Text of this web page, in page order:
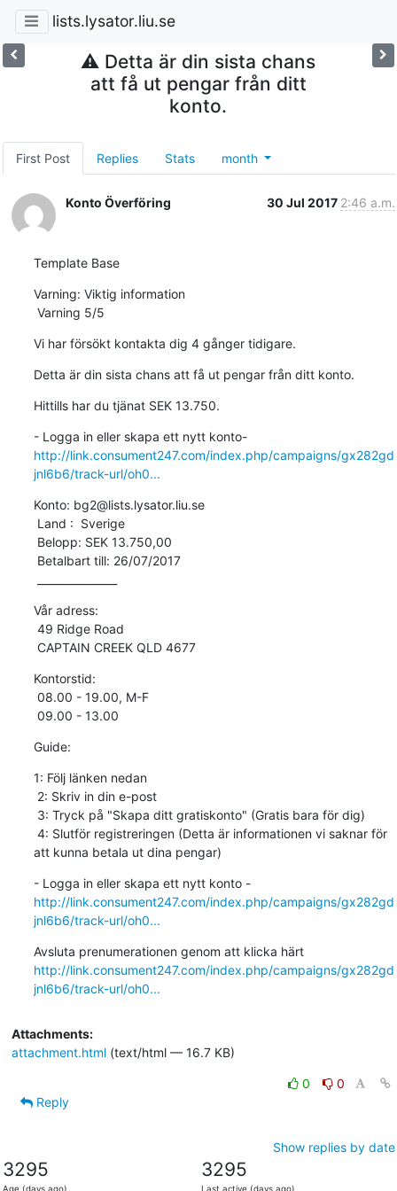
lists.lysator.liu.se
⚠ Detta är din sista chans
att få ut pengar från ditt
konto.
First Post Replies Stats month
Konto Överföring 30 Jul 2017 2:46 a.m.
Template Base
Varning: Viktig information
Varning 5/5
Vi har försökt kontakta dig 4 gånger tidigare.
Detta är din sista chans att få ut pengar från ditt konto.
Hittills har du tjänat SEK 13.750.
- Logga in eller skapa ett nytt konto-
http://link.consument247.com/index.php/campaigns/gx282gd
jnl6b6/track-url/oh0...
Konto: bg2@lists.lysator.liu.se
Vår adress:
CAPTAIN CREEK QLD 4677
Kontorstid:
09.00 - 13.00
Guide:
1: Följ länken nedan
att kunna betala ut dina pengar)
- Logga in eller skapa ett nytt konto -
http://link.consument247.com/index.php/campaigns/gx282gd
jnl6b6/track-url/oh0...
Avsluta prenumerationen genom att klicka härt
http://link.consument247.com/index.php/campaigns/gx282gd
jnl6b6/track-url/oh0...
Attachments:
attachment.html(text/html — 16.7 KB)
0
0
Reply
Show replies by date
3295
Age (days ago)
3295
Last active (days ago)